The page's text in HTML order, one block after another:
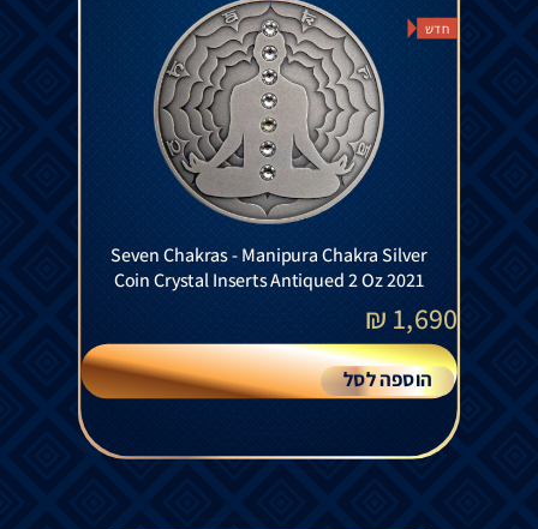
חדש
Seven Chakras - Manipura Chakra Silver
Coin Crystal Inserts Antiqued 2 Oz 2021
1,690
₪
הוספה לסל